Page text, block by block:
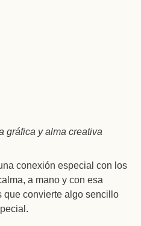
gráfica y alma creativa
conexión especial con los
a mano y con esa
que convierte algo sencillo